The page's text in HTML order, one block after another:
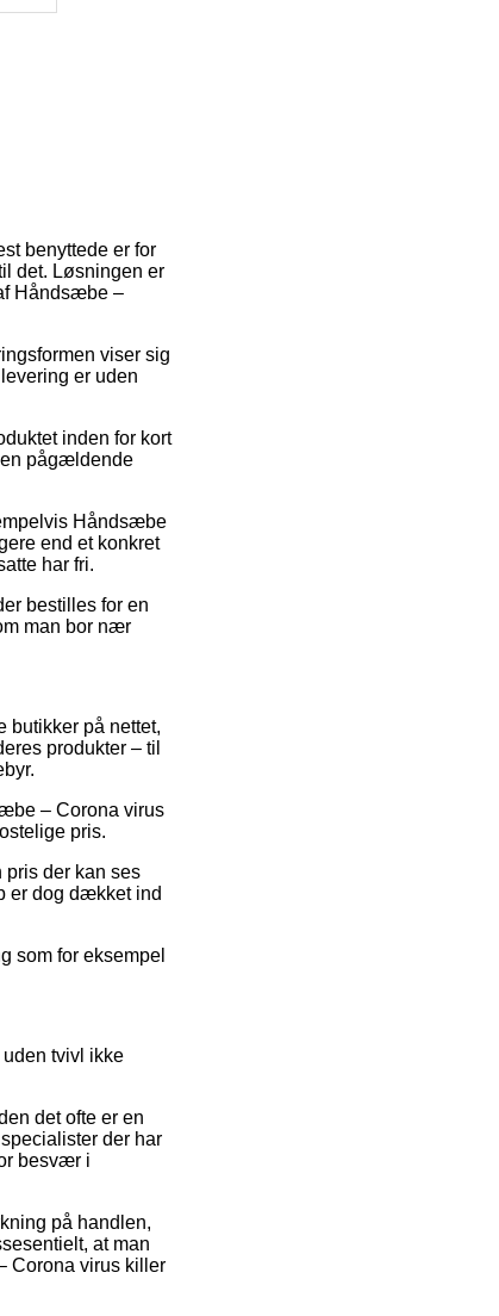
benyttede er for
det. Løsningen er
Håndsæbe –
viser sig
er uden
inden for kort
pågældende
Håndsæbe
end et konkret
har fri.
bestilles for en
man bor nær
butikker på nettet,
produkter – til
– Corona virus
pris.
pris der kan ses
er dog dækket ind
som for eksempel
tvivl ikke
det ofte er en
der har
besvær i
på handlen,
at man
Corona virus killer